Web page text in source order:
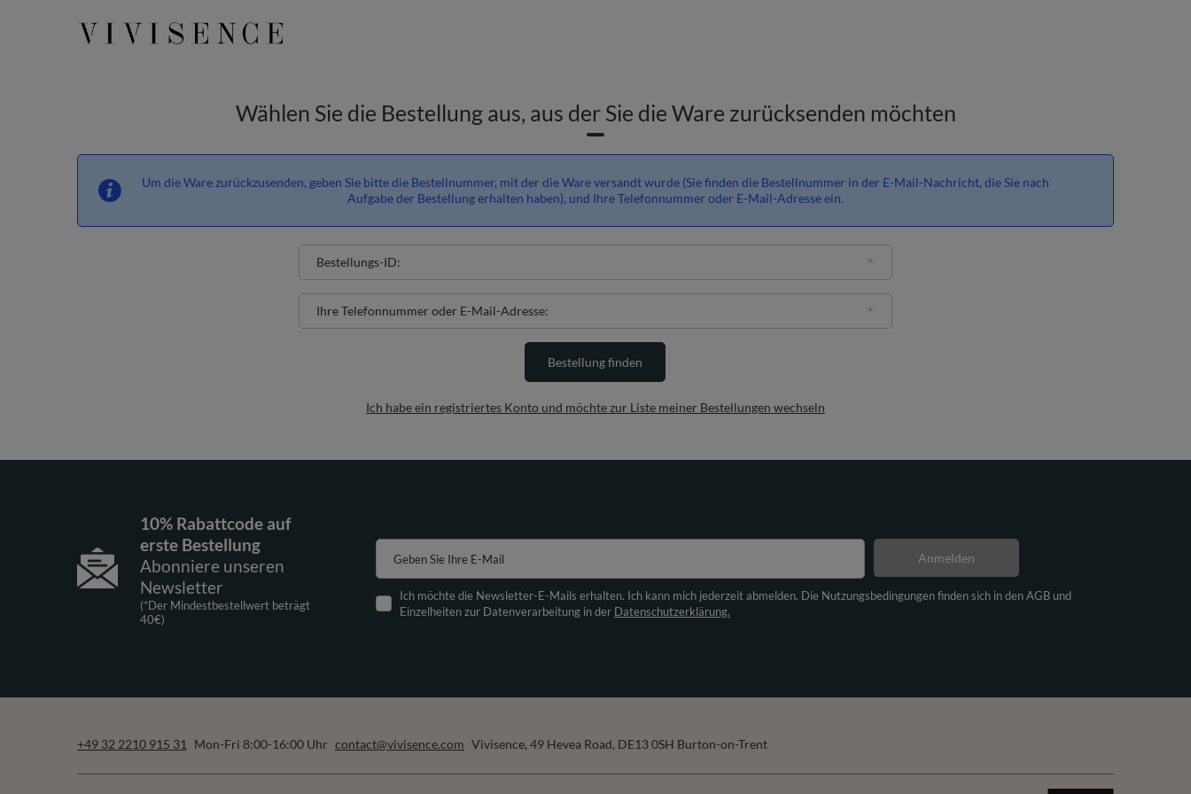
Wählen Sie die Bestellung aus, aus der Sie die Ware zurücksenden möchten
Um die Ware zurückzusenden, geben Sie bitte die Bestellnummer, mit der die Ware versandt wurde (Sie finden die Bestellnummer in der E-Mail-Nachricht, die Sie nach
Aufgabe der Bestellung erhalten haben), und Ihre Telefonnummer oder E-Mail-Adresse ein.
Bestellungs-ID:
Ihre Telefonnummer oder E-Mail-Adresse:
Bestellung finden
Ich habe ein registriertes Konto und möchte zur Liste meiner Bestellungen wechseln
10% Rabattcode auf
erste Bestellung
Abonniere unseren
Newsletter
(*Der Mindestbestellwert beträgt
40€)
Geben Sie Ihre E-Mail
Ich möchte die Newsletter-E-Mails erhalten. Ich kann mich jederzeit abmelden. Die Nutzungsbedingungen finden sich in den AGB und
Einzelheiten zur Datenverarbeitung in der Datenschutzerklärung.
Anmelden
+49 32 2210 915 31 Mon-Fri 8:00-16:00 Uhr contact@vivisence.com Vivisence, 49 Hevea Road, DE13 0SH Burton-on-Trent